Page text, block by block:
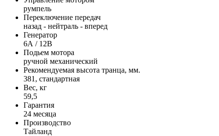
румпель
Переключение передач
назад - нейтраль - вперед
Генератор
6А / 12В
Подьем мотора
ручной механический
Рекомендуемая высота транца, мм.
381, стандартная
Вес, кг
59,5
Гарантия
24 месяца
Производство
Тайланд